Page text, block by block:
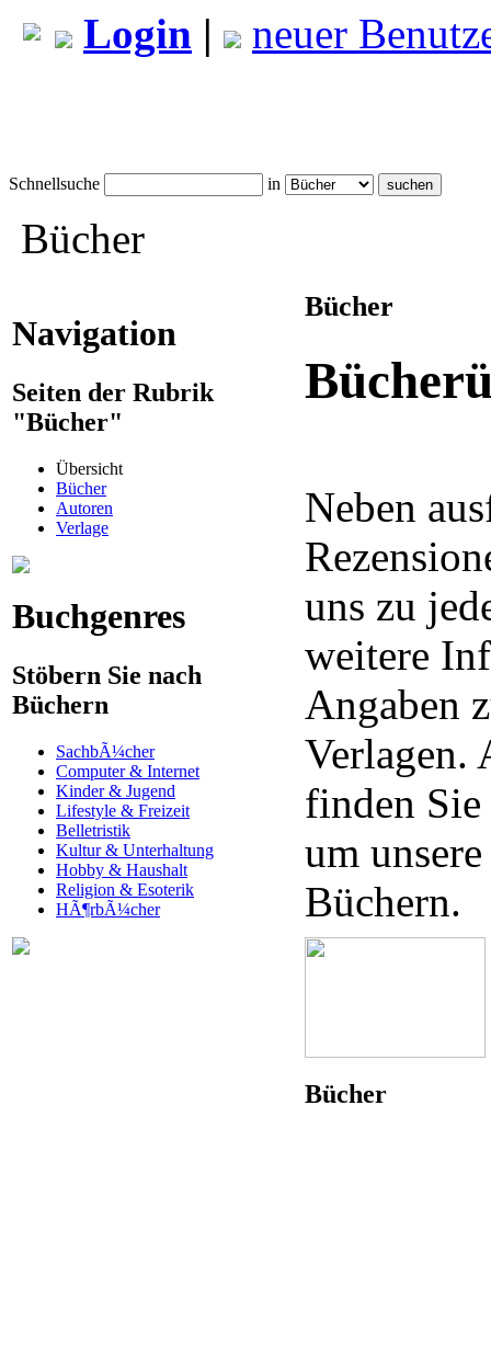
Login | neuer
Schnellsuche in
Bücher
Navigation
Seiten der Rubrik
"Bücher"
Übersicht
Bücher
Autoren
Verlage
Buchgenres
Stöbern Sie nach
Büchern
SachbÃ¼cher
Computer & Internet
Kinder & Jugend
Lifestyle & Freizeit
Belletristik
Kultur & Unterhaltung
Hobby & Haushalt
Religion & Esoterik
HÃ¶rbÃ¼cher
Bücher
Neben
uns zu
weitere
Angaben
Verlagen.
finden
um
Büchern.
Bücher